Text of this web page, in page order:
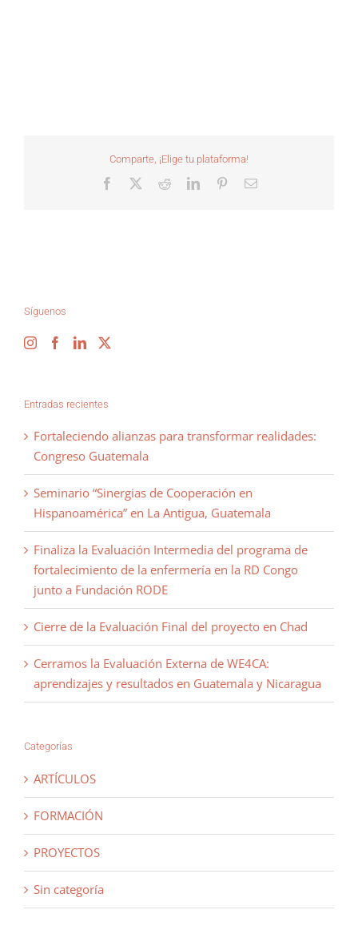
Comparte, ¡Elige tu plataforma!
Facebook RedditLinkedInPinterestCorreo
Síguenos
Entradas recientes
Fortaleciendo alianzas para transformar realidades:
Congreso Guatemala
Seminario “Sinergias de Cooperación en
Hispanoamérica” en La Antigua, Guatemala
Finaliza la Evaluación Intermedia del programa de
fortalecimiento de la enfermería en la RD Congo
junto a Fundación RODE
Cierre de la Evaluación Final del proyecto en Chad
Cerramos la Evaluación Externa de WE4CA:
aprendizajes y resultados en Guatemala y Nicaragua
Categorías
ARTÍCULOS
FORMACIÓN
PROYECTOS
Sin categoría